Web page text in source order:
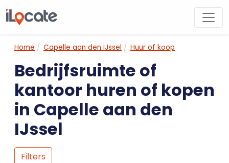
Home Capelle aan den IJssel Huur of koop
Bedrijfsruimte of
kantoor huren of kopen
in Capelle aan den
IJssel
Filters